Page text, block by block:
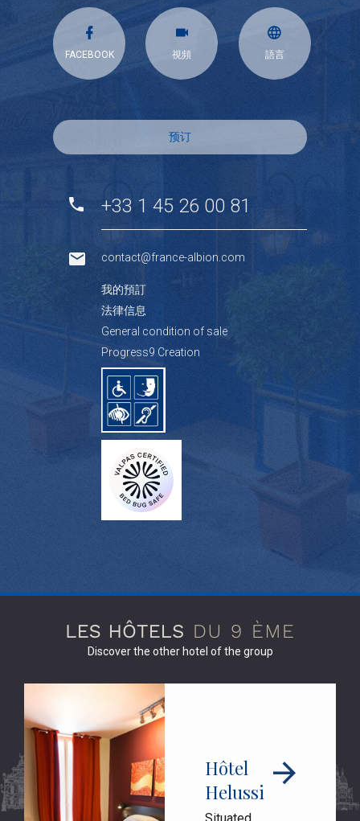
FACEBOOK 視頻 語言
预订
+33 1 45 26 00 81
contact@france-albion.com
我的預訂
法律信息
General condition of sale
Progress9 Creation
Discover the other hotel of the group
Hôtel
Helussi